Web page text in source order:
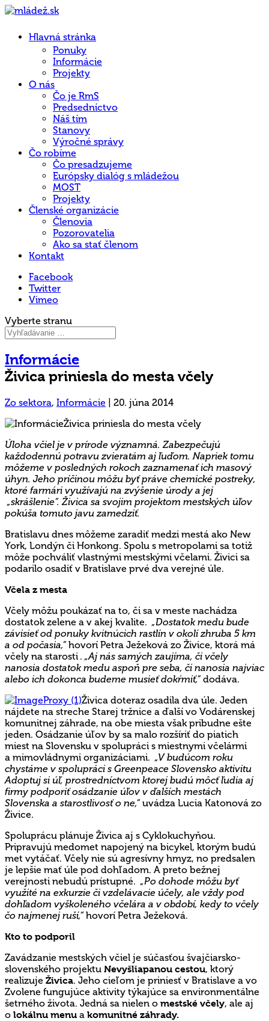
Hlavná stránka
Ponuky
Informácie
Projekty
O nás
Čo je RmS
Predsedníctvo
Náš tím
Stanovy
Výročné správy
Čo robíme
Čo presadzujeme
Európsky dialóg s mládežou
MOST
Projekty
Členské organizácie
Členovia
Pozorovatelia
Ako sa stať členom
Kontakt
Facebook
Twitter
Vimeo
Vyberte stranu
Informácie
Živica priniesla do mesta včely
Zo sektora, Informácie 20. júna 2014
Úloha včiel je v prírode významná. Zabezpečujú
každodennú potravu zvieratám aj ľuďom. Napriek tomu
môžeme v posledných rokoch zaznamenať ich masový
úhyn. Jeho príčinou môžu byť práve chemické postreky,
ktoré farmári využívajú na zvýšenie úrody a jej
„skrášlenie“. Živica sa svojim projektom mestských úľov
pokúša tomuto javu zamedziť.
Bratislavu dnes môžeme zaradiť medzi mestá ako New
York, Londýn či Honkong. Spolu s metropolami sa totiž
môže pochváliť vlastnými mestskými včelami. Živici sa
podarilo osadiť v Bratislave prvé dva verejné úle.
Včela z mesta
Včely môžu poukázať na to, či sa v meste nachádza
dostatok zelene a v akej kvalite. „Dostatok medu bude
závisieť od ponuky kvitnúcich rastlín v okolí zhruba 5 km
a od počasia,“ hovorí Petra Ježeková zo Živice, ktorá má
včely na starosti . „Aj nás samých zaujíma, či včely
nanosia dostatok medu aspoň pre seba, či nanosia najviac
alebo ich dokonca budeme musieť dokŕmiť,“dodáva.
Živica doteraz osadila dva úle. Jeden
nájdete na streche Starej tržnice a ďalší vo Vodárenskej
komunitnej záhrade, na obe miesta však pribudne ešte
jeden. Osádzanie úľov by sa malo rozšíriť do piatich
miest na Slovensku v spolupráci s miestnymi včelármi
a mimovládnymi organizáciami. „V budúcom roku
chystáme v spolupráci s Greenpeace Slovensko aktivitu
Adoptuj si úľ, prostredníctvom ktorej budú môcť ľudia aj
firmy podporiť osádzanie úľov v ďalších mestách
Slovenska a starostlivosť o ne,“uvádza Lucia Katonová zo
Živice.
Spoluprácu plánuje Živica aj s Cyklokuchyňou.
Pripravujú medomet napojený na bicykel, ktorým budú
met vytáčať. Včely nie sú agresívny hmyz, no predsalen
je lepšie mať úle pod dohľadom. A preto bežnej
verejnosti nebudú prístupné. „Po dohode môžu byť
využité na exkurzie či vzdelávacie účely, ale vždy pod
dohľadom vyškoleného včelára a v období, kedy to včely
čo najmenej ruší,“hovorí Petra Ježeková.
Kto to podporil
Zavádzanie mestských včiel je súčasťou švajčiarsko-
slovenského projektu Nevyšliapanou cestou, ktorý
realizuje Živica. Jeho cieľom je priniesť v Bratislave a vo
Zvolene fungujúce aktivity týkajúce sa environmentálne
šetrného života. Jedná sa nielen o mestské včely, ale aj
o lokálnu menu a komunitné záhrady.